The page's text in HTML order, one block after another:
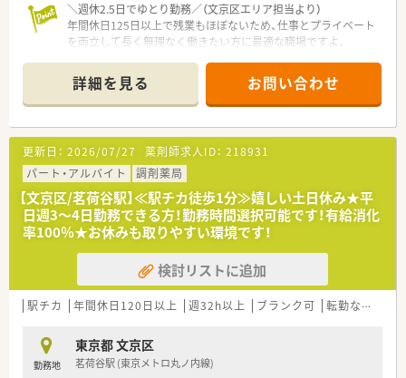
＼週休2.5日でゆとり勤務／（文京区エリア担当より）
年間休日125日以上で残業もほぼないため、仕事とプライベート
を両立して長く無理なく働きたい方に最適な職場ですよ。
【店舗情報と応需状況について】
■最寄りの春日駅や後楽園駅から徒歩2分と非常に近く、都営線
や東京メトロなど複数路線が使えて通勤に便利です。
■応需科目は内科や呼吸器科、循環器科、産婦人科、皮膚科など
で、1日あたりの処方箋枚数は60枚程度となっています。
■勤務体制は常時薬剤師2名から3名と事務員が在籍しており、
一人ひとりがゆとりをもって業務に取り組める環境です。
【法人特徴について】
■昭和25年に創業し関東を中心に展開する調剤専門薬局で、70
年以上の歴史と安定した経営基盤を誇ります。
■伝統を守りつつも最新設備を積極的に導入し、地域医療の一翼
を担う調剤薬局として高い誇りを持っています。
■現場の薬剤師が本来の業務に専念できるように環境を整え、安
【求人情報について】
■ご経験やこれまでの能力を最大限に考慮した上で、年収500万
詳細を見る お問い合わせ
更新日： 2026/07/27 薬剤師求人ID： 218931
パート・アルバイト
調剤薬局
【文京区/茗荷谷駅】≪駅チカ徒歩1分≫嬉しい土日休み★平
日週3～4日勤務できる方！勤務時間選択可能です！有給消化
率100％★お休みも取りやすい環境です！
検討リストに追加
駅チカ 年間休日120日以上 週32h以上 ブランク可 転勤なし
勤務地
東京都 文京区
茗荷谷駅 (東京メトロ丸ノ内線)